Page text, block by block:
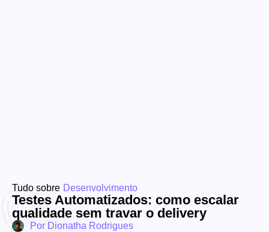
Tudo sobre Desenvolvimento
Testes Automatizados: como escalar
qualidade sem travar o delivery
Por Dionatha Rodrigues